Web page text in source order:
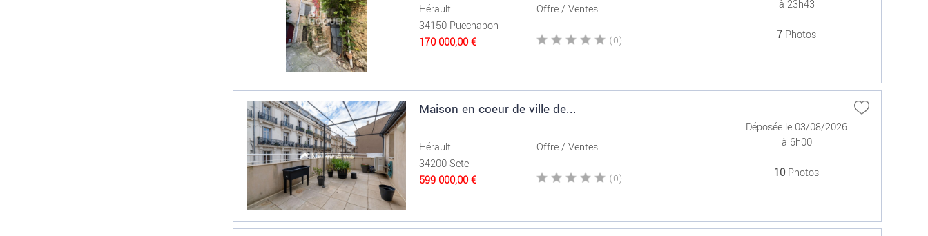
Hérault
34150 Puechabon
170 000,00 €
Offre / Ventes...
(0)
à 23h43
7 Photos
Maison en coeur de ville de...
Hérault
34200 Sete
599 000,00 €
Offre / Ventes...
(0)
Déposée le 03/08/2026
à 6h00
10 Photos